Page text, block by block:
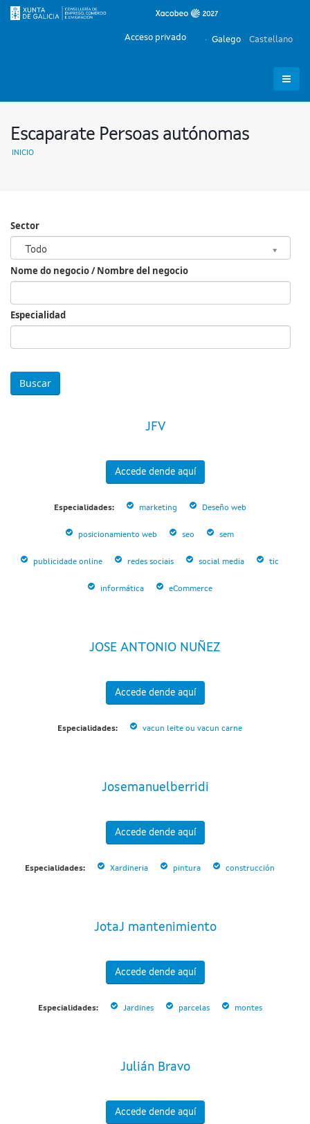
Galego Castellano
Acceso privado
Escaparate Persoas autónomas
INICIO
Sector
Todo
Sector
Nome do negocio / Nombre del negocio
Especialidad
JFV
Accede dende aquí
Especialidades: marketing Deseño web
posicionamiento web seo sem
publicidade online redes sociais social media tic
informática eCommerce
JOSE ANTONIO NUÑEZ
Accede dende aquí
Especialidades: vacun leite ou vacun carne
Josemanuelberridi
Accede dende aquí
Especialidades: Xardineria pintura construcción
JotaJ mantenimiento
Accede dende aquí
Especialidades: Jardines parcelas montes
Julián Bravo
Accede dende aquí